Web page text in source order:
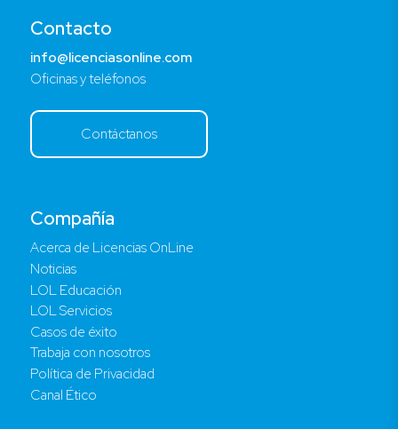
Compañía
Acerca de Licencias OnLine
Noticias
LOL Educación
LOL Servicios
Casos de éxito
Trabaja con nosotros
Política de Privacidad
Canal Ético
Contacto
info@licenciasonline.com
Oficinas y teléfonos
Contáctanos